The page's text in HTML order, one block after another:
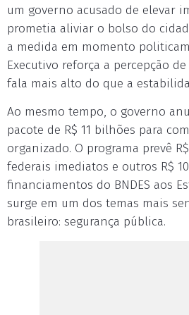
um governo acusado de elevar
prometia aliviar o bolso do
a medida em momento
Executivo reforça a percepção
fala mais alto do que a
Ao mesmo tempo, o governo
pacote de R$ 11 bilhões para
organizado. O programa prevê
federais imediatos e outros R$
financiamentos do BNDES aos
surge em um dos temas mais
brasileiro: segurança pública.